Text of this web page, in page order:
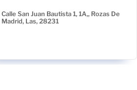
Calle San Juan Bautista 1, 1A,, Rozas De
Madrid, Las, 28231